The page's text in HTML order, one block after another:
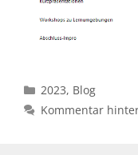
Kategorien
2023, Blog
Kommentar